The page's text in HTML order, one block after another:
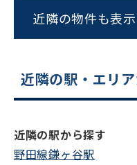
フォ
近隣の物件も表示
近隣の駅・エリ
近隣の駅から探す
野田線鎌ヶ谷駅